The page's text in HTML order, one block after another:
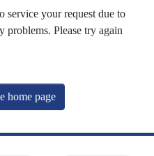
service your request due to
problems. Please try again
home page